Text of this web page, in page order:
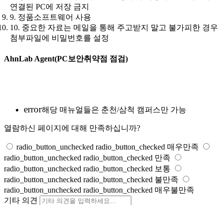
연결된 PC에 저장 금지
정품소프트웨어 사용
중요한 자료는 메일을 통해 주고받지 말고 불가피한 경우
첨부파일에 비밀번호를 설정
AhnLab Agent(PC보안취약점 점검)
error해당 매뉴얼들은 춘천/삼척 캠퍼스만 가능
열람하신 페이지에 대해 만족하십니까?
radio_button_unchecked radio_button_checked 매우만족
radio_button_unchecked radio_button_checked 만족
radio_button_unchecked radio_button_checked 보통
radio_button_unchecked radio_button_checked 불만족
radio_button_unchecked radio_button_checked 매우불만족
기타 의견